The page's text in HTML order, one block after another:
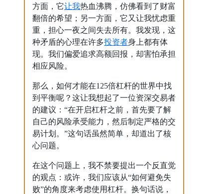
方面，它让我热血沸腾，仿佛看到了财富
翻倍的希望；另一方面，它又让我忧虑重
重，担心一夜之间失去所有。我发现，这
种矛盾的心理在许多投资者身上都有体
现。我们偏爱追求高额回报，却害怕承担
相应风险。
那么，如何才能在125倍杠杆的世界中找
到平衡呢？这让我想起了一位资深交易者
的建议：“在开启杠杆之前，首先要了解
自己的风险承受能力，然后制定严格的交
易计划。”这句话虽然简单，却道出了核
心问题。
在这个问题上，我不禁要提出一个反直觉
的观点：或许，我们应该从“如何避免失
败”的角度来考虑使用杠杆。换句话说，